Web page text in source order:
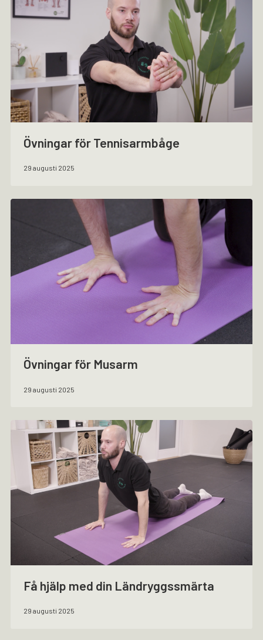
Övningar för Tennisarmbåge
29 augusti 2025
Övningar för Musarm
29 augusti 2025
Få hjälp med din Ländryggssmärta
29 augusti 2025